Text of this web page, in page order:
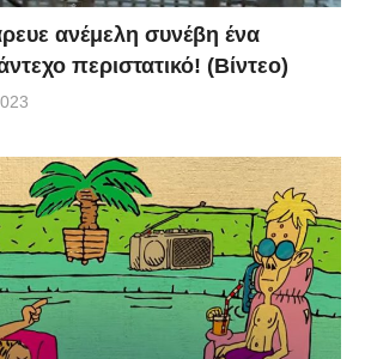
ανέμελη συνέβη ένα
περιστατικό! (Βίντεο)